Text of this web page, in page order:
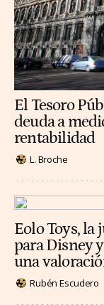
El Tesoro
deuda a
rentabilidad
L. Broche
Eolo Toys, la
para Disney
una
Rubén Escudero